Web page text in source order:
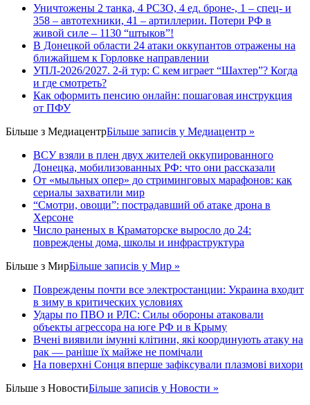
Уничтожены 2 танка, 4 РСЗО, 4 ед. броне-, 1 – спец- и
358 – автотехники, 41 – артиллерии. Потери РФ в
живой силе – 1130 “штыков”!
В Донецкой области 24 атаки оккупантов отражены на
ближайшем к Горловке направлении
УПЛ-2026/2027. 2-й тур: С кем играет “Шахтер”? Когда
и где смотреть?
Как оформить пенсию онлайн: пошаговая инструкция
от ПФУ
Більше з МедиацентрБільше записів у Медиацентр »
ВСУ взяли в плен двух жителей оккупированного
Донецка, мобилизованных РФ: что они рассказали
От «мыльных опер» до стриминговых марафонов: как
сериалы захватили мир
“Смотри, овощи”: пострадавший об атаке дрона в
Херсоне
Число раненых в Краматорске выросло до 24:
повреждены дома, школы и инфраструктура
Більше з МирБільше записів у Мир »
Повреждены почти все электростанции: Украина входит
в зиму в критических условиях
Удары по ПВО и РЛС: Силы обороны атаковали
объекты агрессора на юге РФ и в Крыму
Вчені виявили імунні клітини, які координують атаку на
рак — раніше їх майже не помічали
На поверхні Сонця вперше зафіксували плазмові вихори
Більше з НовостиБільше записів у Новости »